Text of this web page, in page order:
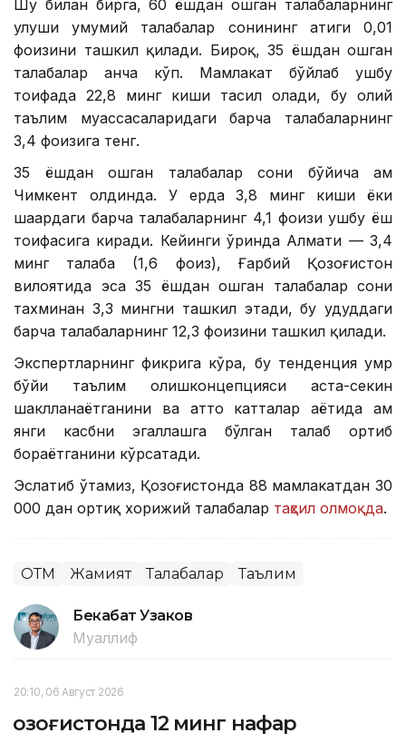
Шу билан бирга, 60 ёшдан ошган талабаларнинг
улуши умумий талабалар сонининг атиги 0,01
фоизини ташкил қилади. Бироқ, 35 ёшдан ошган
талабалар анча кўп. Мамлакат бўйлаб ушбу
тоифада 22,8 минг киши таҳсил олади, бу олий
таълим муассасаларидаги барча талабаларнинг
3,4 фоизига тенг.
35 ёшдан ошган талабалар сони бўйича ҳам
Чимкент олдинда. У ерда 3,8 минг киши ёки
шаҳардаги барча талабаларнинг 4,1 фоизи ушбу ёш
тоифасига киради. Кейинги ўринда Алмати — 3,4
минг талаба (1,6 фоиз), Ғарбий Қозоғистон
вилоятида эса 35 ёшдан ошган талабалар сони
тахминан 3,3 мингни ташкил этади, бу ҳудуддаги
барча талабаларнинг 12,3 фоизини ташкил қилади.
Экспертларнинг фикрига кўра, бу тенденция умр
бўйи таълим олишконцепцияси аста-секин
шаклланаётганини ва ҳатто катталар ҳаётида ҳам
янги касбни эгаллашга бўлган талаб ортиб
бораётганини кўрсатади.
Эслатиб ўтамиз, Қозоғистонда 88 мамлакатдан 30
000 дан ортиқ хорижий талабалар таҳсил олмоқда.
ОТМ Жамият Талабалар Таълим
Бекабат Узаков
Муаллиф
20:10, 06 Август 2026
Қозоғистонда 12 минг нафар